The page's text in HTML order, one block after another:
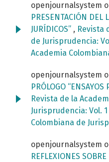
openjournalsystem
PRESENTACIÓN DEL
JURÍDICOS” , Revista
de Jurisprudencia:
Academia
openjournalsystem
PRÓLOGO
Revista de la
Jurisprudencia: Vol.
Colombiana de
openjournalsystem
REFLEXIONES